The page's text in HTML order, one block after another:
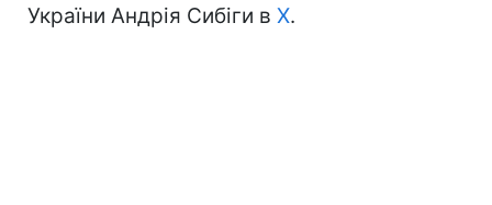
України Андрія Сибіги в Х.